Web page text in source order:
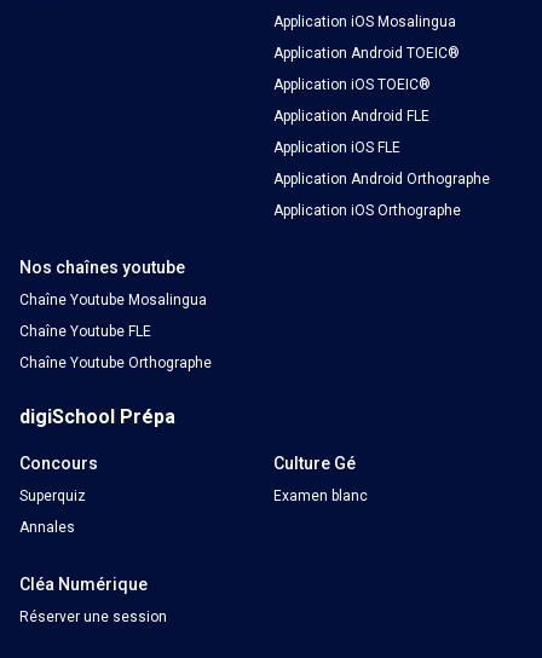
Application iOS Mosalingua
Application Android TOEIC®
Application iOS TOEIC®
Application Android FLE
Application iOS FLE
Application Android Orthographe
Application iOS Orthographe
Nos chaînes youtube
Chaîne Youtube Mosalingua
Chaîne Youtube FLE
Chaîne Youtube Orthographe
digiSchool Prépa
Concours
Superquiz
Annales
Culture Gé
Examen blanc
Cléa Numérique
Réserver une session